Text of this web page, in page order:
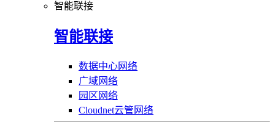
智能联接
智能联接
数据中心网络
广域网络
园区网络
Cloudnet云管网络